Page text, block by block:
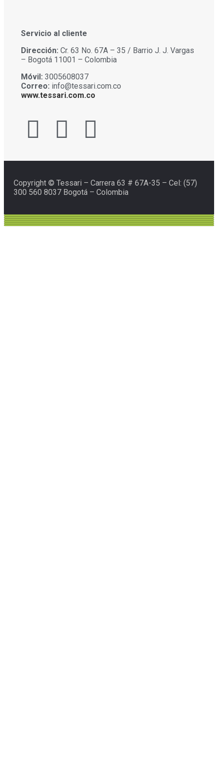
Servicio al cliente
Dirección: Cr. 63 No. 67A – 35 / Barrio J. J. Vargas
– Bogotá 11001 – Colombia
Móvil: 3005608037
Correo: info@tessari.com.co
www.tessari.com.co
Copyright © Tessari – Carrera 63 # 67A-35 – Cel: (57)
300 560 8037 Bogotá – Colombia